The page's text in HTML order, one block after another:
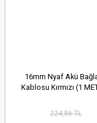
16mm Nyaf Akü
Kablosu Kırmızı (1
224,86 TL